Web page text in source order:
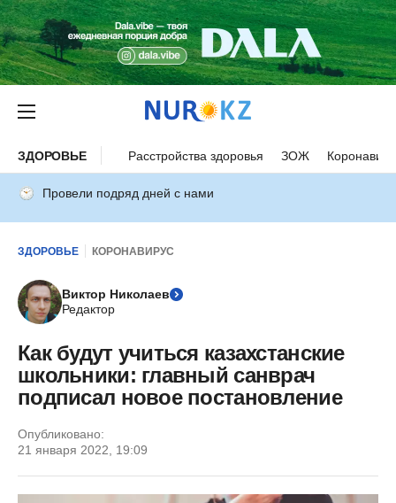
ЗДОРОВЬЕ Расстройства здоровья ЗОЖ
Провели подряд дней с нами
ЗДОРОВЬЕ КОРОНАВИРУС
Виктор Николаев
Редактор
Как будут учиться казахстанские
школьники: главный санврач
подписал новое постановление
Опубликовано:
21 января 2022, 19:09